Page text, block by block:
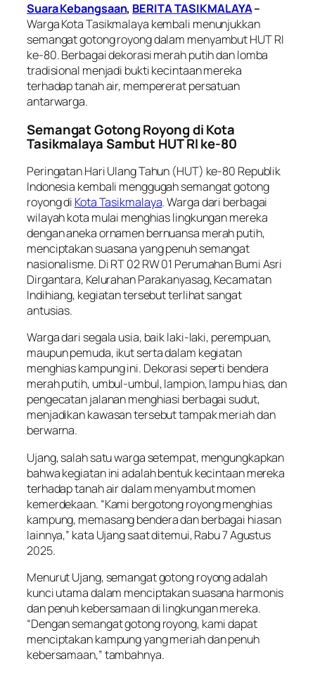
Suara Kebangsaan, BERITA TASIKMALAYA–
Warga Kota Tasikmalaya kembali menunjukkan
semangat gotong royong dalam menyambut HUT RI
ke-80. Berbagai dekorasi merah putih dan lomba
tradisional menjadi bukti kecintaan mereka
terhadap tanah air, mempererat persatuan
antarwarga.
Semangat Gotong Royong di Kota
Tasikmalaya Sambut HUT RI ke-80
Peringatan Hari Ulang Tahun (HUT) ke-80 Republik
Indonesia kembali menggugah semangat gotong
royong di Kota Tasikmalaya. Warga dari berbagai
wilayah kota mulai menghias lingkungan mereka
dengan aneka ornamen bernuansa merah putih,
menciptakan suasana yang penuh semangat
nasionalisme. Di RT 02 RW 01 Perumahan Bumi Asri
Dirgantara, Kelurahan Parakanyasag, Kecamatan
Indihiang, kegiatan tersebut terlihat sangat
antusias.
Warga dari segala usia, baik laki-laki, perempuan,
maupun pemuda, ikut serta dalam kegiatan
menghias kampung ini. Dekorasi seperti bendera
merah putih, umbul-umbul, lampion, lampu hias, dan
pengecatan jalanan menghiasi berbagai sudut,
menjadikan kawasan tersebut tampak meriah dan
berwarna.
Ujang, salah satu warga setempat, mengungkapkan
bahwa kegiatan ini adalah bentuk kecintaan mereka
terhadap tanah air dalam menyambut momen
kemerdekaan. “Kami bergotong royong menghias
kampung, memasang bendera dan berbagai hiasan
lainnya,” kata Ujang saat ditemui, Rabu 7 Agustus
2025.
Menurut Ujang, semangat gotong royong adalah
kunci utama dalam menciptakan suasana harmonis
dan penuh kebersamaan di lingkungan mereka.
“Dengan semangat gotong royong, kami dapat
menciptakan kampung yang meriah dan penuh
kebersamaan,” tambahnya.